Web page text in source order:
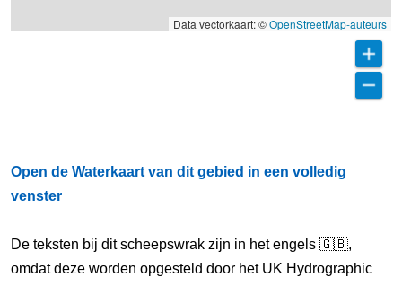
Data vectorkaart: ©OpenStreetMap-auteurs
Open de Waterkaart van dit gebied in een volledig
venster
De teksten bij dit scheepswrak zijn in het engels 🇬🇧,
omdat deze worden opgesteld door het UK Hydrographic